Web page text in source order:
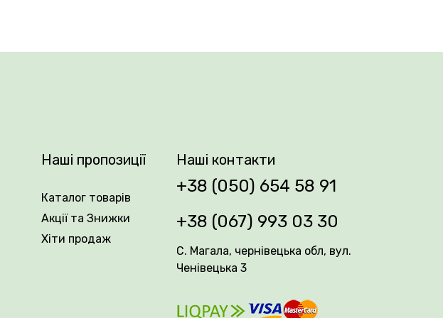
повільно, довго тримаються на кущі, не бояться дощу й
барвистим цвітінням!
Наші пропозиції
Каталог товарів
Акції та Знижки
Хіти продаж
Наші контакти
+38 (050) 654 58 91
+38 (067) 993 03 30
С. Магала, чернівецька обл, вул.
Ченівецька 3